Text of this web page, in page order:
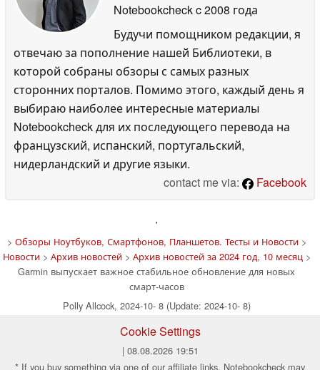
Notebookcheckc 2008 года
Будучи помощником редакции, я
отвечаю за пополнение нашей Библиотеки, в
которой собраны обзоры с самых разных
сторонних порталов. Помимо этого, каждый день я
выбираю наиболее интересные материалы
Notebookcheck для их последующего перевода на
французский, испанский, португальский,
нидерландский и другие языки.
contact me via:
Facebook
'
> Обзоры Ноутбуков, Смартфонов, Планшетов. Тесты и Новости>
Новости> Архив новостей> Архив новостей за 2024 год, 10 месяц>
Garmin выпускает важное стабильное обновление для новых
смарт-часов
Polly Allcock, 2024-10- 8 (Update: 2024-10- 8)
Cookie Settings
| 08.08.2026 19:51
* If you buy something via one of our affiliate links, Notebookcheck may